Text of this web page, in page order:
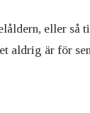
eller så
aldrig är för